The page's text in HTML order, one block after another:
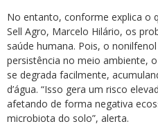
No entanto, conforme explica o
Sell Agro, Marcelo Hilário, os
saúde humana. Pois, o
persistência no meio ambiente,
se degrada facilmente,
d’água. “Isso gera um risco
afetando de forma negativa
microbiota do solo”, alerta.